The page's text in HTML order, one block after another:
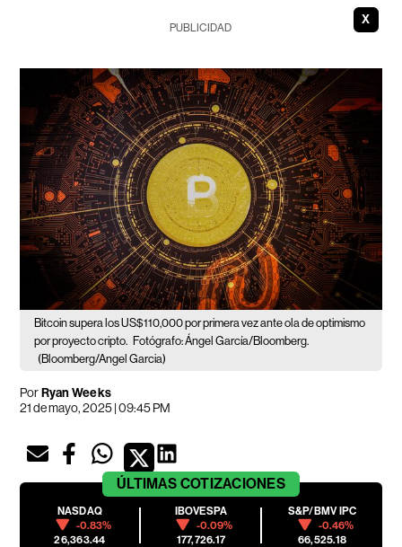
X
PUBLICIDAD
Bitcoin supera los US$110,000 por primera vez ante ola de optimismo
por proyecto cripto. Fotógrafo: Ángel García/Bloomberg.
(Bloomberg/Angel Garcia)
PorRyan Weeks
21 de mayo, 2025 | 09:45 PM
ÚLTIMAS COTIZACIONES
NASDAQ
-0.83%
26,363.44
IBOVESPA
-0.09%
177,726.17
S&P/BMV IPC
-0.46%
66,525.18